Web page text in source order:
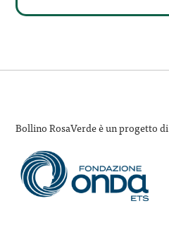
Bollino RosaVerde è un progetto di